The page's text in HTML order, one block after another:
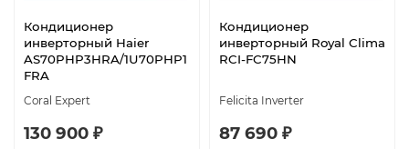
Кондиционер
инверторный Haier
AS70PHP3HRA/1U70PHP1
FRA
Coral Expert
130 900 ₽
Кондиционер
инверторный Royal Clima
RCI-FC75HN
Felicita Inverter
87 690 ₽